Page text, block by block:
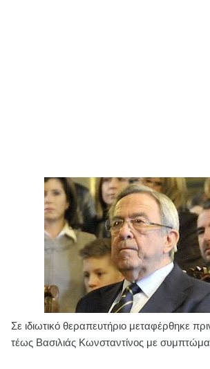
Σε ιδιωτικό θεραπευτήριο μεταφέρθηκε
τέως Βασιλιάς Κωνσταντίνος με